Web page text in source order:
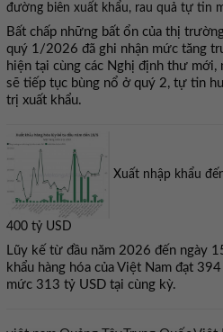
đường biên xuất khẩu, rau quả tự tin
Bất chấp những bất ổn của thị
quý 1/2026 đã ghi nhận mức tăng
hiện tại cùng các Nghị định thư mới,
sẽ tiếp tục bùng nổ ở quý 2, tự tin
trị xuất khẩu.
Xuất nhập khẩu
400 tỷ USD
Lũy kế từ đầu năm 2026 đến ngày
khẩu hàng hóa của Việt Nam đạt
mức 313 tỷ USD tại cùng kỳ.